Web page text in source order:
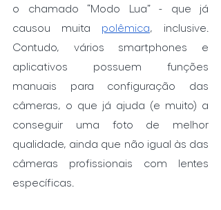
o chamado “Modo Lua” - que já
causou muita polêmica , inclusive.
Contudo, vários smartphones e
aplicativos possuem funções
manuais para configuração das
câmeras, o que já ajuda (e muito) a
conseguir uma foto de melhor
qualidade, ainda que não igual às das
câmeras profissionais com lentes
específicas.